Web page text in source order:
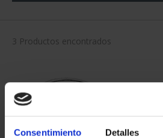
Consentimiento Detalles
3 Productos encontrados